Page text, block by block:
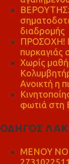
ΒΕΡΟΥΤΗΣ:
διαδρομής
ΠΡΟΣΟΧΗ!
πυρκαγιάς
Χωρίς
Ανοικτή η
φωτιά στη
ΟΔΗΓΟΣ
MENOY